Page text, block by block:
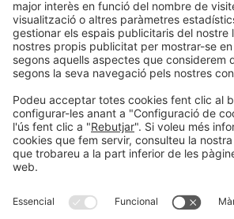
Informació legalAvís legal Política de privacitat